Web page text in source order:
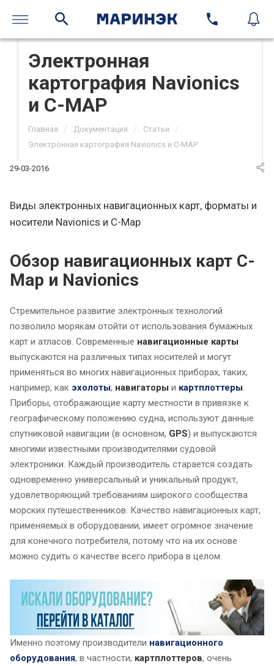
Электронная
картография Navionics
и C-MAP
Главная / Документация / Статьи /
Электронная картография Navionics и C-MAP
29-03-2016
Виды электронных навигационных карт, форматы и
носители Navionics и C-Map
Обзор навигационных карт C-
Map и Navionics
Стремительное развитие электронных технологий
позволило морякам отойти от использования бумажных
карт и атласов. Современные навигационные карты
выпускаются на различных типах носителей и могут
применяться во многих навигационных приборах, таких,
например, как эхолоты, навигаторы и картплоттеры.
Приборы, отображающие карту местности в привязке к
географическому положению судна, используют данные
спутниковой навигации (в основном, GPS) и выпускаются
многими известными производителями судовой
электроники. Каждый производитель старается создать
одновременно универсальный и уникальный продукт,
удовлетворяющий требованиям широкого сообщества
морских путешественников. Качество навигационных карт,
применяемых в оборудовании, имеет огромное значение
для конечного потребителя, потому что на их основе
можно судить о качестве всего прибора в целом.
Именно поэтому производители навигационного
оборудования, в частности, картплоттеров, очень